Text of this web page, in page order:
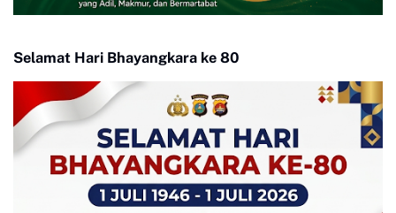
Selamat Hari Bhayangkara ke 80